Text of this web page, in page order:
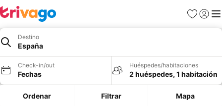
Favoritos
Iniciar
Destino
España
Check-in/out
Fechas
Huéspedes/habitaciones
2 huéspedes, 1 habitación
Ordenar Filtrar Mapa